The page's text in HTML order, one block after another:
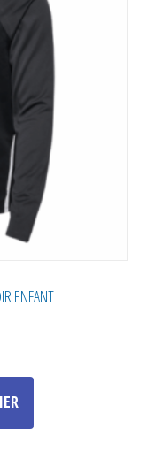
ENFANT
Ce
a